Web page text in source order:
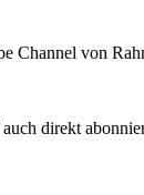
Channel von
direkt